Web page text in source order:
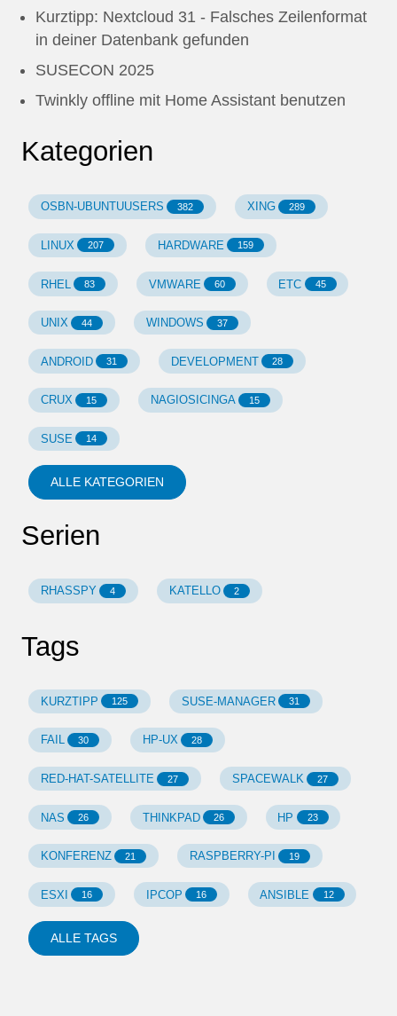
Kurztipp: Nextcloud 31 - Falsches Zeilenformat
in deiner Datenbank gefunden
SUSECON 2025
Twinkly offline mit Home Assistant benutzen
Kategorien
OSBN-UBUNTUUSERS 382 XING 289
LINUX 207 HARDWARE 159
RHEL 83 VMWARE 60 ETC 45
UNIX 44 WINDOWS 37
ANDROID 31 DEVELOPMENT 28
CRUX 15 NAGIOSICINGA 15
SUSE 14
ALLE KATEGORIEN
Serien
RHASSPY 4 KATELLO 2
Tags
KURZTIPP 125 SUSE-MANAGER 31
FAIL 30 HP-UX 28
RED-HAT-SATELLITE 27 SPACEWALK 27
NAS 26 THINKPAD 26 HP 23
KONFERENZ 21 RASPBERRY-PI 19
ESXI 16 IPCOP 16 ANSIBLE 12
ALLE TAGS